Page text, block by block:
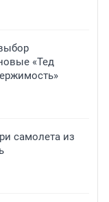
«Тед
самолета из